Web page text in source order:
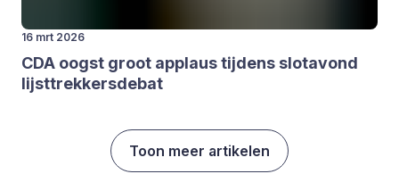
16 mrt 2026
CDA oogst groot applaus tij­dens slot­avond
lijst­trek­kers­de­bat
Toon meer artikelen